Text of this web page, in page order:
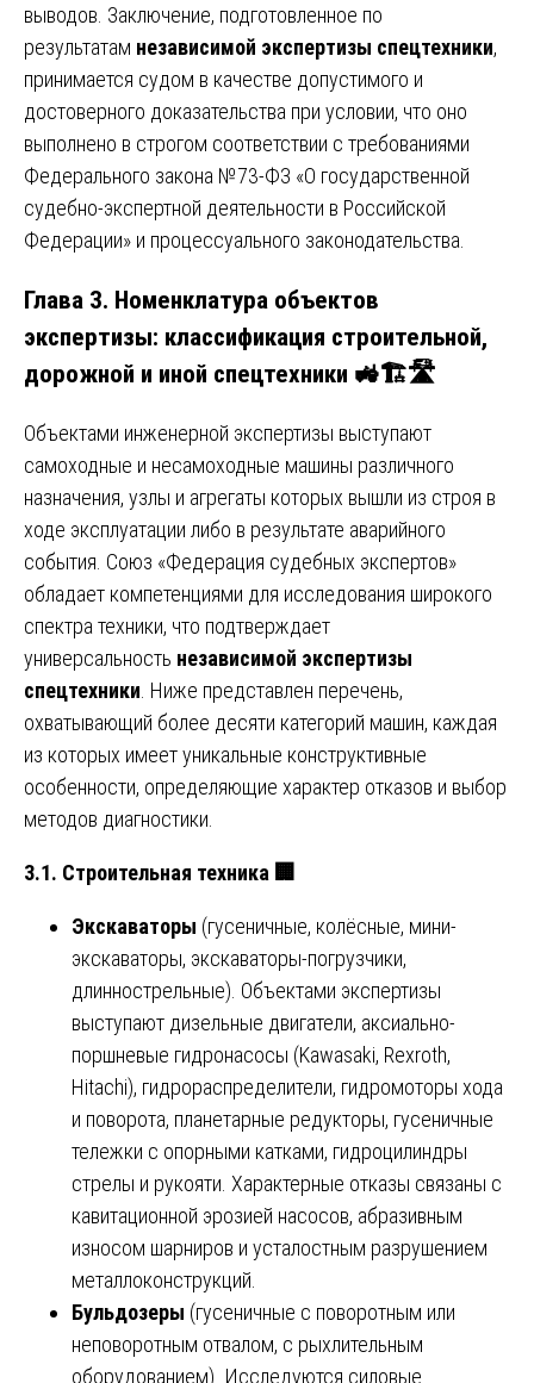
выводов. Заключение, подготовленное по
результатам независимой экспертизы спецтехники,
принимается судом в качестве допустимого и
достоверного доказательства при условии, что оно
выполнено в строгом соответствии с требованиями
Федерального закона №73-ФЗ «О государственной
судебно-экспертной деятельности в Российской
Федерации» и процессуального законодательства.
Глава 3. Номенклатура объектов
экспертизы: классификация строительной,
дорожной и иной спецтехники 🚜🏗️🛣️
Объектами инженерной экспертизы выступают
самоходные и несамоходные машины различного
назначения, узлы и агрегаты которых вышли из строя в
ходе эксплуатации либо в результате аварийного
события. Союз «Федерация судебных экспертов»
обладает компетенциями для исследования широкого
спектра техники, что подтверждает
универсальность независимой экспертизы
спецтехники . Ниже представлен перечень,
охватывающий более десяти категорий машин, каждая
из которых имеет уникальные конструктивные
особенности, определяющие характер отказов и выбор
методов диагностики.
3.1. Строительная техника 🏢
Экскаваторы (гусеничные, колёсные, мини-
экскаваторы, экскаваторы-погрузчики,
длиннострельные). Объектами экспертизы
выступают дизельные двигатели, аксиально-
поршневые гидронасосы (Kawasaki, Rexroth,
Hitachi), гидрораспределители, гидромоторы хода
и поворота, планетарные редукторы, гусеничные
тележки с опорными катками, гидроцилиндры
стрелы и рукояти. Характерные отказы связаны с
кавитационной эрозией насосов, абразивным
износом шарниров и усталостным разрушением
металлоконструкций.
Бульдозеры (гусеничные с поворотным или
неповоротным отвалом, с рыхлительным
оборудованием). Исследуются силовые